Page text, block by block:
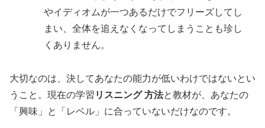
やイディオムが一つあるだけでフリーズしてし
まい、全体を追えなくなってしまうことも珍し
くありません。
大切なのは、決してあなたの能力が低いわけではないとい
うこと。現在の学習 リスニング 方法と教材が、あなたの
「興味」と「レベル」に合っていないだけなのです。